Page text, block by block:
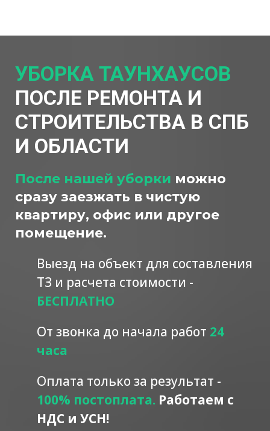
УБОРКА ТАУНХАУСОВ
ПОСЛЕ РЕМОНТА И
СТРОИТЕЛЬСТВА В СПБ
И ОБЛАСТИ
После нашей уборки можно
сразу заезжать в чистую
квартиру, офис или другое
помещение.
Выезд на объект для составления
ТЗ и расчета стоимости -
БЕСПЛАТНО
От звонка до начала работ 24
часа
Оплата только за результат -
100% постоплата. Работаем с
НДС и УСН!